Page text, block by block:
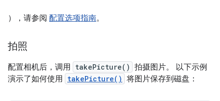
），请参阅 配置选项指南。
拍照
配置相机后，调用 takePicture() 拍摄图片。 以下示例
演示了如何使用 takePicture() 将图片保存到磁盘：